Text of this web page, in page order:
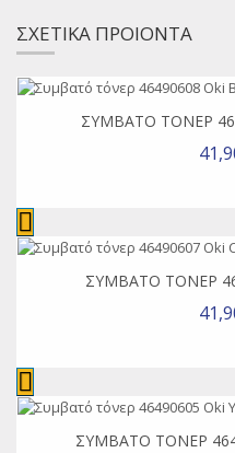
ΣΧΕΤΙΚΑ ΠΡΟΙΟΝΤΑ
ΣΥΜΒΑΤΌ ΤΌΝΕΡ
ΣΥΜΒΑΤΌ ΤΌΝΕΡ
ΣΥΜΒΑΤΌ ΤΌΝΕΡ